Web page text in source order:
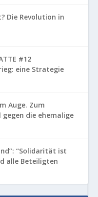
Die Revolution in
#12
eine Strategie
Auge. Zum
gegen die ehemalige
“Solidarität ist
alle Beteiligten